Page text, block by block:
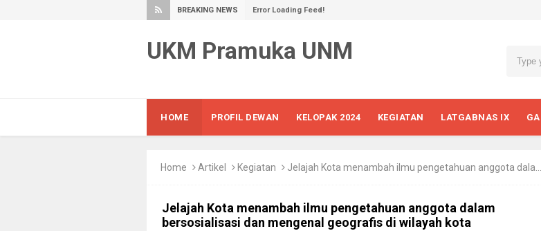
BREAKING NEWS Error Loading Feed!
UKM Pramuka UNM
HOME PROFIL DEWAN KELOPAK 2024 KEGIATAN LATGABNAS IX
Home Artikel Kegiatan Jelajah Kota menambah ilmu pengetahuan anggota dalam bersosialisasi dan mengenal geografis di wilayah kota
Jelajah Kota menambah ilmu pengetahuan anggota dalam
bersosialisasi dan mengenal geografis di wilayah kota